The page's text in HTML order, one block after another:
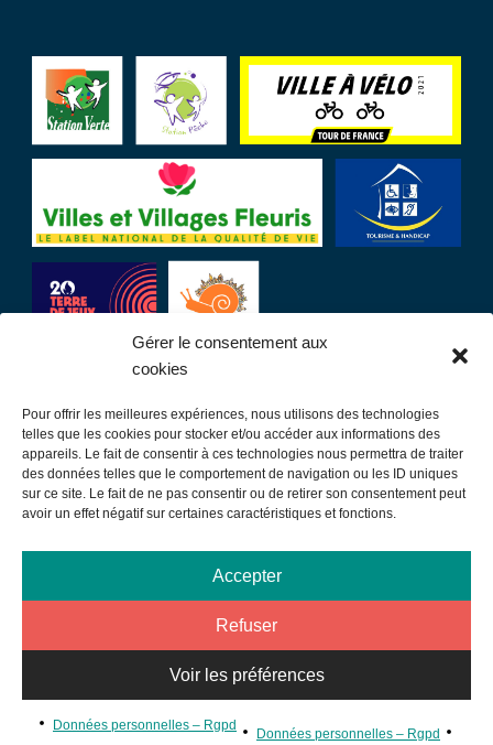
Gérer le consentement aux
cookies
Pour offrir les meilleures expériences, nous utilisons des technologies
telles que les cookies pour stocker et/ou accéder aux informations des
appareils. Le fait de consentir à ces technologies nous permettra de traiter
des données telles que le comportement de navigation ou les ID uniques
sur ce site. Le fait de ne pas consentir ou de retirer son consentement peut
avoir un effet négatif sur certaines caractéristiques et fonctions.
Accepter
Refuser
Voir les préférences
Données personnelles – Rgpd
Données personnelles – Rgpd
LIENS UTILES
Communauté de communes
Mentions légales
Données personnelles – Rgpd
©MAIRIEDESAMATAN2026 - Design par